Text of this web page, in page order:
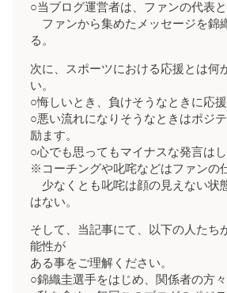
○当ブログ運営者は、ファンの代表
ファンから集めたメッセージを錦
る。
次に、スポーツにおける応援とは何
い。
○悔しいとき、負けそうなときに応
○悪い流れになりそうなときはポジ
励ます。
○心でも思ってもマイナスな発言はし
※コーチングや叱咤などはファンの
少なくとも叱咤は顔の見えない状
はない。
そして、当記事にて、以下の人たち
能性が
ある事をご理解ください。
○錦織圭選手をはじめ、関係者の方々